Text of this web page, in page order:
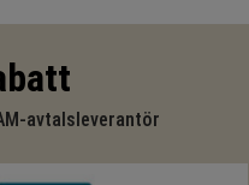
avtalsleverantör